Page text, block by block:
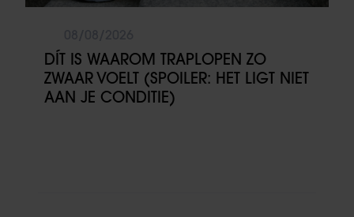
DÍT IS WAAROM TRAPLOPEN ZO
ZWAAR VOELT (SPOILER: HET LIGT NIET
AAN JE CONDITIE)